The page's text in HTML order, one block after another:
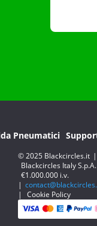
Pneumatici
© 2025 Blackcircles.it |
Blackcircles Italy
€1.000.000 i.v.
|
|
Cookie Policy